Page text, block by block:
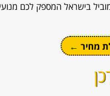
בישראל המספק לכם
מחיר ←